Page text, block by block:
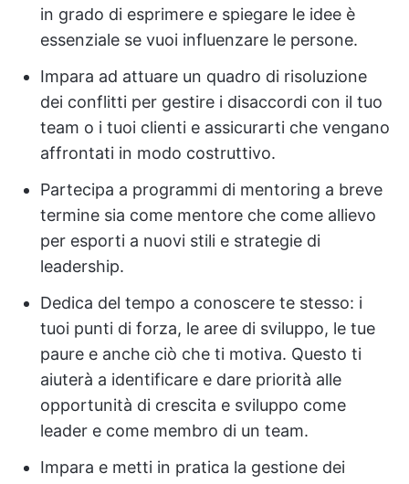
in grado di esprimere e spiegare le idee è
essenziale se vuoi influenzare le persone.
Impara ad attuare un quadro di risoluzione
dei conflitti per gestire i disaccordi con il tuo
team o i tuoi clienti e assicurarti che vengano
affrontati in modo costruttivo.
Partecipa a programmi di mentoring a breve
termine sia come mentore che come allievo
per esporti a nuovi stili e strategie di
leadership.
Dedica del tempo a conoscere te stesso: i
tuoi punti di forza, le aree di sviluppo, le tue
paure e anche ciò che ti motiva. Questo ti
aiuterà a identificare e dare priorità alle
opportunità di crescita e sviluppo come
leader e come membro di un team.
Impara e metti in pratica la gestione dei